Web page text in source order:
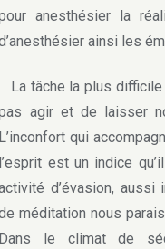
anesthésier la
ainsi les
La tâche la plus difficile
agir et de laisser
L’inconfort qui
l’esprit est un indice
d’évasion,
méditation nous
Dans le climat de